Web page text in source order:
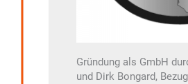
Gründung als GmbH
und Dirk Bongard,